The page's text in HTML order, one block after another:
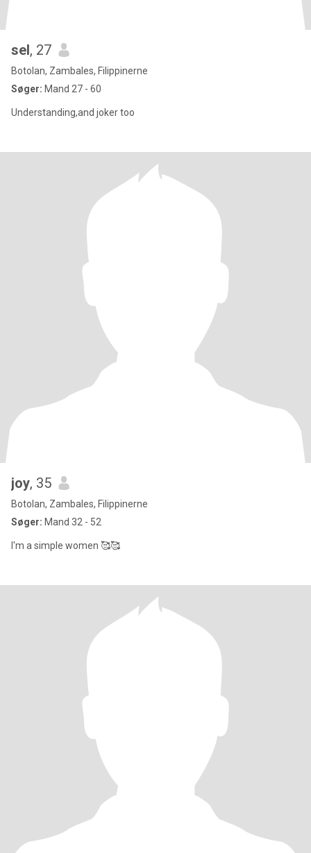
sel, 27
Botolan, Zambales, Filippinerne
Søger: Mand 27 - 60
Understanding,and joker too
joy, 35
Botolan, Zambales, Filippinerne
Søger: Mand 32 - 52
I'm a simple women 🥰🥰